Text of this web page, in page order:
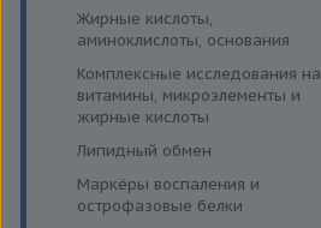
Лекарственные аллергены IgE,
IgG
Прочие аллергены IgE, IgG
иммуноглобулинов класса Е
Прогнозирование
эффективности АСИТ
Симптомные профили
Скрининговые исследования
Жирные кислоты,
аминоклислоты, основания
Комплексные исследования на
витамины, микроэлементы и
жирные кислоты
Липидный обмен
Маркёры воспаления и
острофазовые белки